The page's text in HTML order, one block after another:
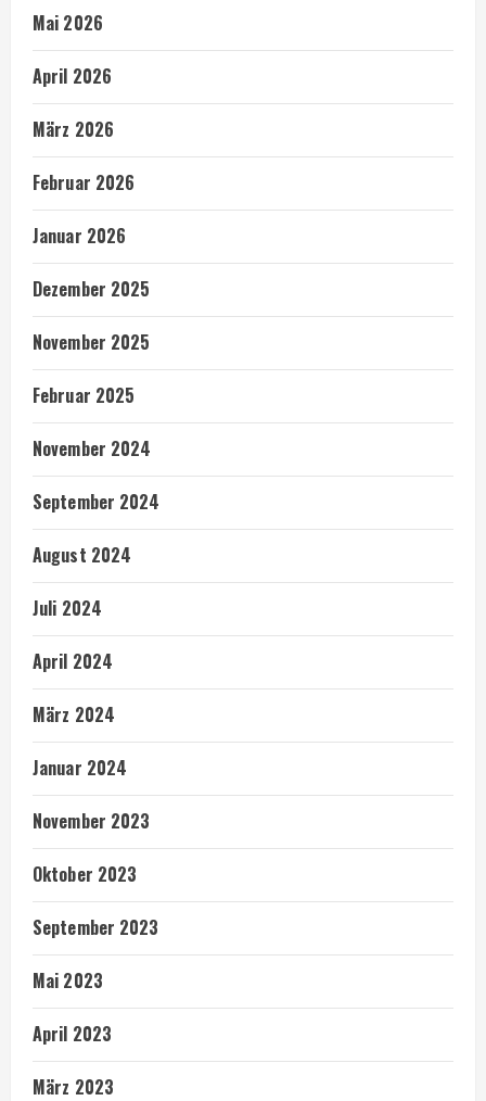
Mai 2026
April 2026
März 2026
Februar 2026
Januar 2026
Dezember 2025
November 2025
Februar 2025
November 2024
September 2024
August 2024
Juli 2024
April 2024
März 2024
Januar 2024
November 2023
Oktober 2023
September 2023
Mai 2023
April 2023
März 2023